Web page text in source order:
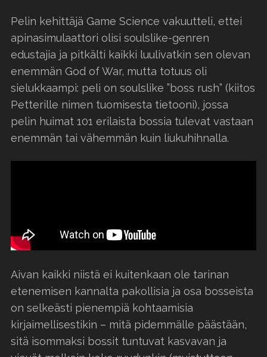
Pelin kehittäjä Game Science vakuutteli, ettei
apinasimulaattori olisi soulslike-genren
edustajia ja pitkälti kaikki luulivatkin sen olevan
enemmän God of War, mutta totuus oli
sielukkaampi: peli on soulslike ”boss rush” (kiitos
Petterille nimen tuomisesta tietooni), jossa
pelin huimat 101 erilaista bossia tulevat vastaan
enemmän tai vähemmän kuin liukuhihnalla.
Aivan kaikki niistä ei kuitenkaan ole tarinan
etenemisen kannalta pakollisia ja osa bosseista
on selkeästi pienempiä kohtaamisia
kirjaimellisestikin – mitä pidemmälle päästään,
sitä isommaksi bossit tuntuvat kasvavan ja